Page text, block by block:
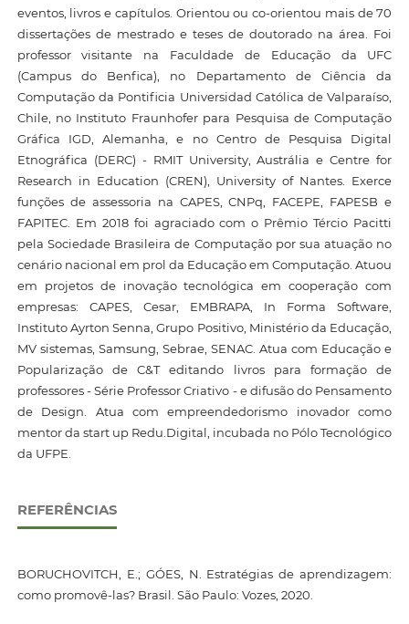
eventos, livros e capítulos. Orientou ou co-orientou mais de 70
dissertações de mestrado e teses de doutorado na área. Foi
professor visitante na Faculdade de Educação da UFC
(Campus do Benfica), no Departamento de Ciência da
Computação da Pontificia Universidad Católica de Valparaíso,
Chile, no Instituto Fraunhofer para Pesquisa de Computação
Gráfica IGD, Alemanha, e no Centro de Pesquisa Digital
Etnográfica (DERC) - RMIT University, Austrália e Centre for
Research in Education (CREN), University of Nantes. Exerce
funções de assessoria na CAPES, CNPq, FACEPE, FAPESB e
FAPITEC. Em 2018 foi agraciado com o Prêmio Tércio Pacitti
pela Sociedade Brasileira de Computação por sua atuação no
cenário nacional em prol da Educação em Computação. Atuou
em projetos de inovação tecnológica em cooperação com
empresas: CAPES, Cesar, EMBRAPA, In Forma Software,
Instituto Ayrton Senna, Grupo Positivo, Ministério da Educação,
MV sistemas, Samsung, Sebrae, SENAC. Atua com Educação e
Popularização de C&T editando livros para formação de
professores - Série Professor Criativo - e difusão do Pensamento
de Design. Atua com empreendedorismo inovador como
mentor da start up Redu.Digital, incubada no Pólo Tecnológico
da UFPE.
REFERÊNCIAS
BORUCHOVITCH, E.; GÓES, N. Estratégias de aprendizagem:
como promovê-las? Brasil. São Paulo: Vozes, 2020.